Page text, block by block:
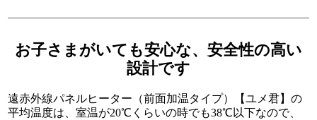
お子さまがいても安心な、安全性の高い
設計です
遠赤外線パネルヒーター（前面加温タイプ）【ユメ君】の
平均温度は、室温が20℃くらいの時でも38℃以下なので、